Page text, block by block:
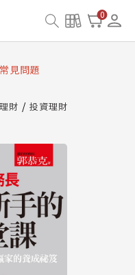
0
要說明及資產合併結果
產合併與書櫃開通申請
見問題
要說明及資產合併結果
產合併與書櫃開通申請
財
投資理財